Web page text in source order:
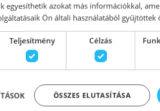
bide
Még 2 db ezen az áron!
Grohe BauEdge egykaros bidé
csaptelep, króm 23331000
Azonosító: 137380
Cikkszám: 23331000
egyesíthetik azokat más információkkal,
Ön általi használatából gyűjtöttek
Teljesítmény Célzás
ÖSSZES ELUTASÍTÁSA